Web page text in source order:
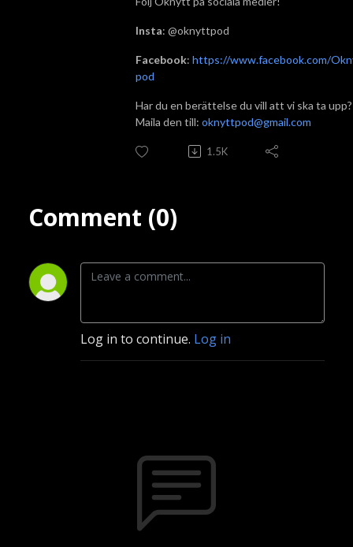
Insta: @oknyttpod
Facebook: https://www.facebook.com/
pod
Har du en berättelse du vill att vi ska ta upp?
Maila den till: oknyttpod@gmail.com
1.5K
Comment (0)
Log in to continue. Log in